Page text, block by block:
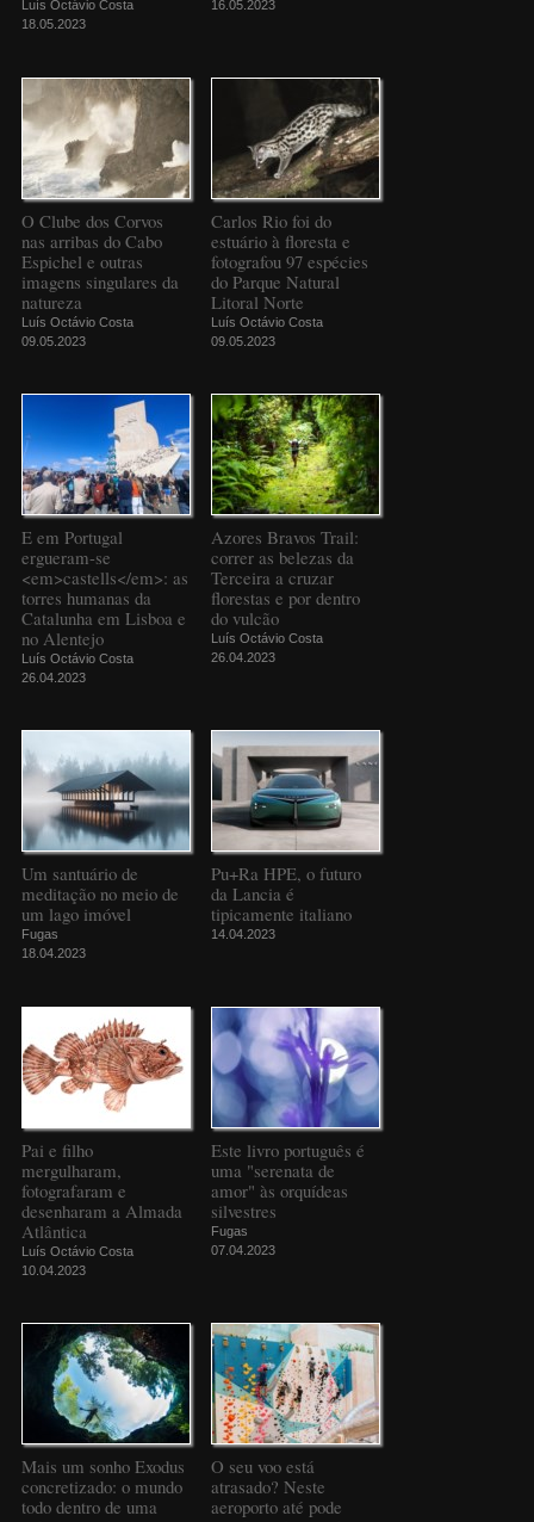
Luís Octávio Costa
18.05.2023
16.05.2023
O Clube dos Corvos
nas arribas do Cabo
Espichel e outras
imagens singulares da
natureza
Luís Octávio Costa
09.05.2023
Carlos Rio foi do
estuário à floresta e
fotografou 97 espécies
do Parque Natural
Litoral Norte
Luís Octávio Costa
09.05.2023
E em Portugal
ergueram-se
<em>castells</em>: as
torres humanas da
Catalunha em Lisboa e
no Alentejo
Luís Octávio Costa
26.04.2023
Azores Bravos Trail:
correr as belezas da
Terceira a cruzar
florestas e por dentro
do vulcão
Luís Octávio Costa
26.04.2023
Um santuário de
meditação no meio de
um lago imóvel
Fugas
18.04.2023
Pu+Ra HPE, o futuro
da Lancia é
tipicamente italiano
14.04.2023
Pai e filho
mergulharam,
fotografaram e
desenharam a Almada
Atlântica
Luís Octávio Costa
10.04.2023
Este livro português é
uma "serenata de
amor" às orquídeas
silvestres
Fugas
07.04.2023
Mais um sonho Exodus
concretizado: o mundo
todo dentro de uma
O seu voo está
atrasado? Neste
aeroporto até pode